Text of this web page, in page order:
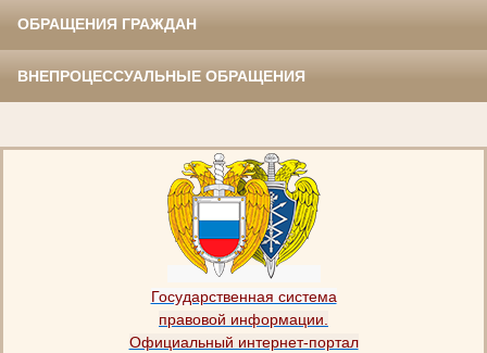
ОБРАЩЕНИЯ ГРАЖДАН
ВНЕПРОЦЕССУАЛЬНЫЕ ОБРАЩЕНИЯ
Государственная система
правовой информации.
Официальный интернет-портал